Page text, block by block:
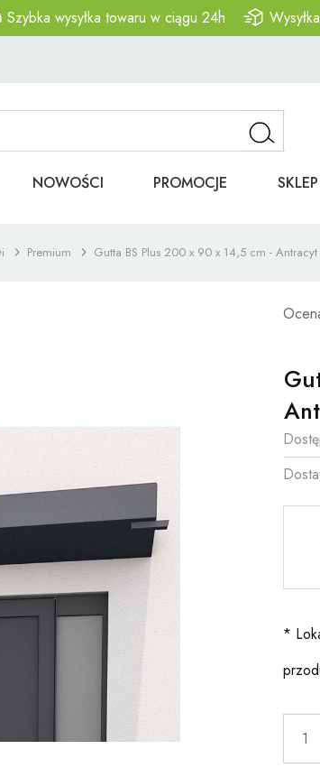
Szybka wysyłka towaru w ciągu 24h
NOWOŚCI PROMOCJE
Premium Gutta BS Plus 200 x 90 x 14,5 cm - Antracyt
*